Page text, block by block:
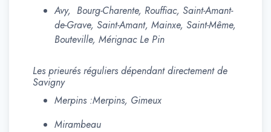
Avy, Bourg-Charente, Rouffiac, Saint-Amant-
de-Grave, Saint-Amant, Mainxe, Saint-Même,
Bouteville, Mérignac Le Pin
Les prieurés réguliers dépendant directement de
Savigny
Merpins :Merpins, Gimeux
Mirambeau